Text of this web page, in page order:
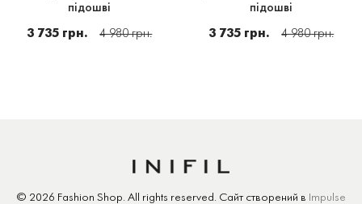
підошві
3 735 грн. 4 980 грн.
підошві
3 735 грн. 4 980 грн.
© 2026 Fashion Shop. All rights reserved. Сайт створений в
Impulse